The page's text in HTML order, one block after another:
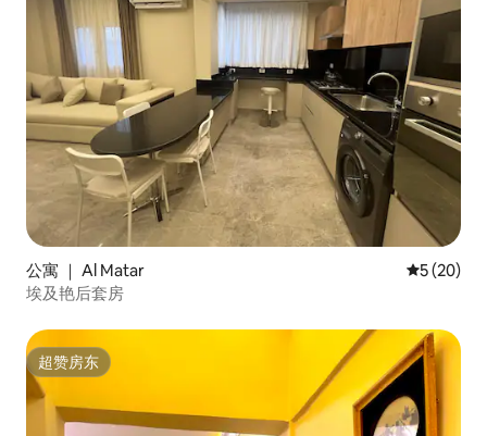
公寓 ｜ Al Matar 平均评分
5 (20)
埃及艳后套房
超赞房东
超赞房东